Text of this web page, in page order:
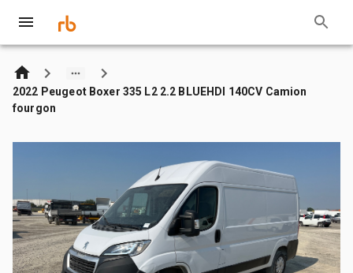
2022 Peugeot Boxer 335 L2 2.2 BLUEHDI 140CV Camion
fourgon